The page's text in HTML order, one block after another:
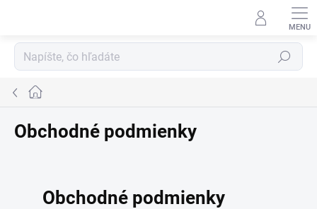
Hľadať
Domov
Obchodné podmienky
Obchodné podmienky